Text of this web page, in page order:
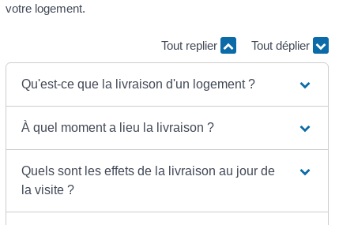
votre logement.
Tout replier Tout déplier
Qu'est-ce que la livraison d'un logement ?
À quel moment a lieu la livraison ?
Quels sont les effets de la livraison au jour de
la visite ?